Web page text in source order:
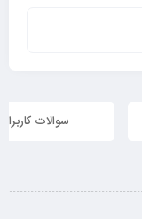
سوالات کاربران